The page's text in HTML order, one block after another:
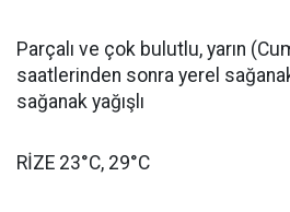
Parçalı ve çok bulutlu, yarın
saatlerinden sonra yerel
sağanak yağışlı
RİZE 23°C, 29°C